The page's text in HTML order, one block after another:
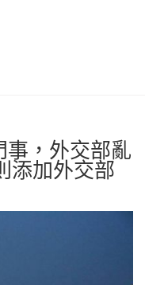
事，外交部亂
添加外交部